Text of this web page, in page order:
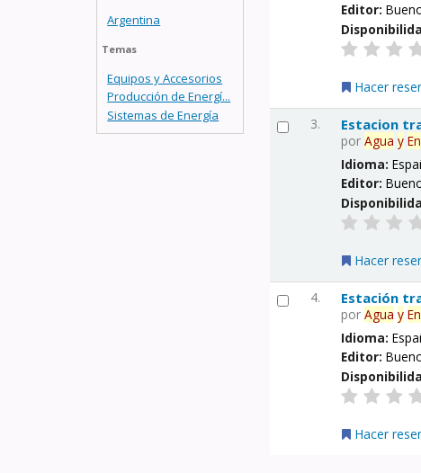
Argentina
Temas
Equipos y Accesorios
Producción de Energí...
Sistemas de Energía
Editor:
Hacer
3. Estacion
porAgua y
Idioma:
Editor:
Hacer
4. Estación
porAgua y
Idioma:
Editor:
Hacer